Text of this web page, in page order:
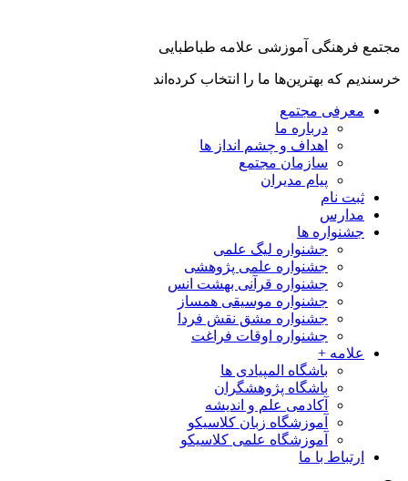
فرهنگی آموزشی علامه طباطبایی
که بهترین‌ها ما را انتخاب کرده‌اند
معرفی مجتمع
درباره ما
اهداف و چشم انداز ها
سازمان مجتمع
پیام مدیران
ثبت نام
مدارس
جشنواره ها
جشنواره لیگ علمی
جشنواره علمی پژوهشی
جشنواره قرآنی بهشت انس
جشنواره موسیقی همساز
جشنواره مشق نقش فردا
جشنواره اوقات فراغت
علامه +
باشگاه المپیادی ها
باشگاه پژوهشگران
آکادمی علم و اندیشه
آموزشگاه زبان کلاسیکو
آموزشگاه علمی کلاسیکو
ارتباط با ما